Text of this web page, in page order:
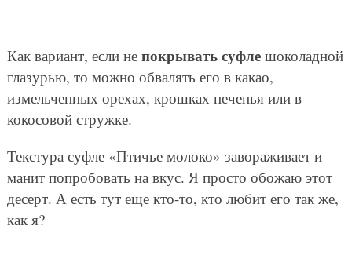
Как вариант, если не покрывать суфлешоколадной
глазурью, то можно обвалять его в какао,
измельченных орехах, крошках печенья или в
кокосовой стружке.
Текстура суфле «Птичье молоко» завораживает и
манит попробовать на вкус. Я просто обожаю этот
десерт. А есть тут еще кто-то, кто любит его так же,
как я?